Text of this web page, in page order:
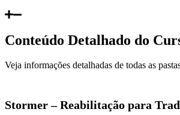
Conteúdo Detalhado do
Veja informações detalhadas de todas as
Stormer – Reabilitação para